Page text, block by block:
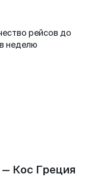
рейсов до
неделю
Кос Греция